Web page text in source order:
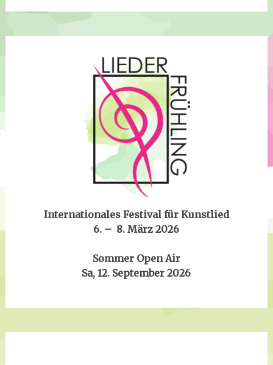
Internationales Festival für Kunstlied
6. – 8. März 2026
Sommer Open Air
Sa, 12. September 2026